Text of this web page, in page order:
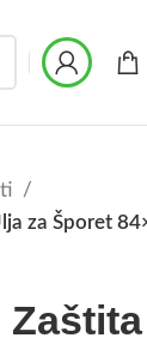
za Šporet